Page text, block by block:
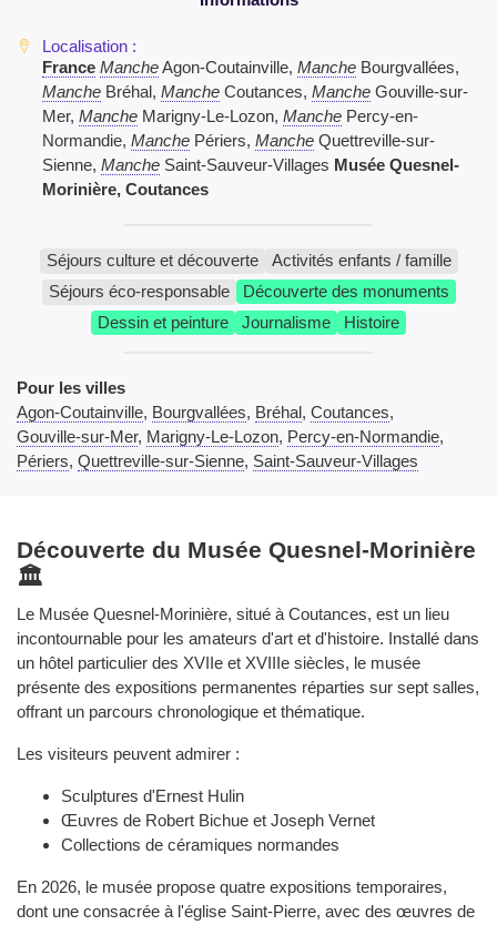
France MancheAgon-Coutainville, Manche Bourgvallées,
Manche Bréhal, Manche Coutances, Manche Gouville-sur-
Mer, Manche Marigny-Le-Lozon, Manche Percy-en-
Normandie, Manche Périers, Manche Quettreville-sur-
Sienne, Manche Saint-Sauveur-Villages Musée Quesnel-
Morinière, Coutances
Séjours culture et découverte
Activités enfants / famille
Séjours éco-responsable
Découverte des monuments
Dessin et peinture
Journalisme Histoire
Pour les villes
Agon-Coutainville, Bourgvallées, Bréhal, Coutances,
Gouville-sur-Mer, Marigny-Le-Lozon, Percy-en-Normandie,
Périers, Quettreville-sur-Sienne, Saint-Sauveur-Villages
Découverte du Musée Quesnel-Morinière
🏛️
Le Musée Quesnel-Morinière, situé à Coutances, est un lieu
incontournable pour les amateurs d'art et d'histoire. Installé dans
un hôtel particulier des XVIIe et XVIIIe siècles, le musée
présente des expositions permanentes réparties sur sept salles,
offrant un parcours chronologique et thématique.
Les visiteurs peuvent admirer :
Sculptures d'Ernest Hulin
Œuvres de Robert Bichue et Joseph Vernet
Collections de céramiques normandes
En 2026, le musée propose quatre expositions temporaires,
dont une consacrée à l'église Saint-Pierre, avec des œuvres de